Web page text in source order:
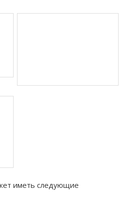
иметь следующие